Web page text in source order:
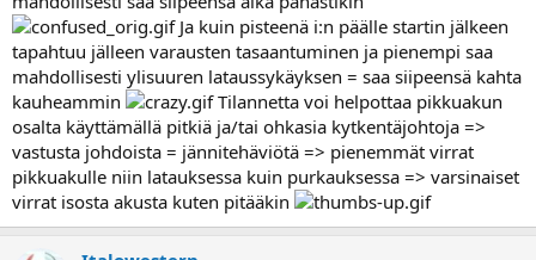
Ja kuin pisteenä i:n päälle startin jälkeen
tapahtuu jälleen varausten tasaantuminen ja pienempi saa
mahdollisesti ylisuuren lataussykäyksen = saa siipeensä kahta
kauheammin
Tilannetta voi helpottaa pikkuakun
osalta käyttämällä pitkiä ja/tai ohkasia kytkentäjohtoja =>
vastusta johdoista = jännitehäviötä => pienemmät virrat
pikkuakulle niin latauksessa kuin purkauksessa => varsinaiset
virrat isosta akusta kuten pitääkin